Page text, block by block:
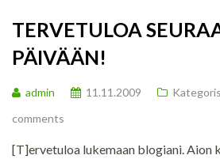
TERVETULOA
PÄIVÄÄN!
admin 11.11.2009
comments
[T]ervetuloa lukemaan blogiani. Aion